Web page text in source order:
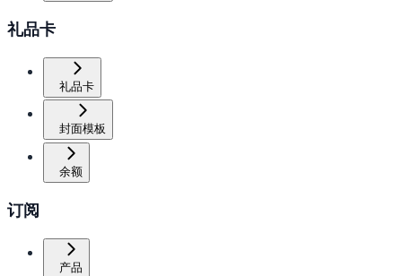
礼品卡
礼品卡
封面模板
余额
订阅
产品